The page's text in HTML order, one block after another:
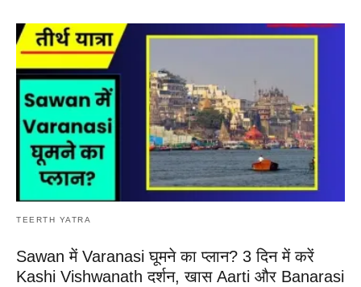
TEERTH YATRA
Sawan में Varanasi घूमने का प्लान? 3 दिन में करें
Kashi Vishwanath दर्शन, खास Aarti और Banarasi